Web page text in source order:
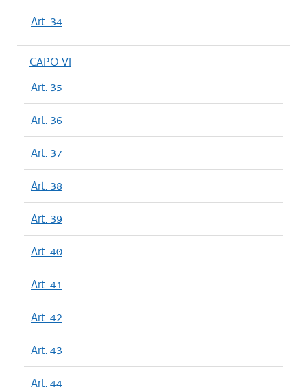
Art. 34
CAPO VI
Art. 35
Art. 36
Art. 37
Art. 38
Art. 39
Art. 40
Art. 41
Art. 42
Art. 43
Art. 44